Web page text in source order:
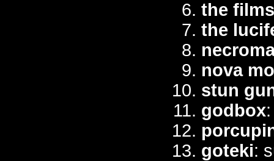
the
the
nova
stun
godbox
goteki: